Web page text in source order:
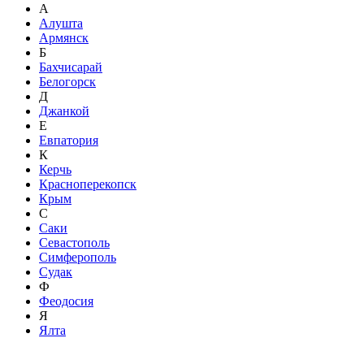
А
Алушта
Армянск
Б
Бахчисарай
Белогорск
Д
Джанкой
Е
Евпатория
К
Керчь
Красноперекопск
Крым
С
Саки
Севастополь
Симферополь
Судак
Ф
Феодосия
Я
Ялта